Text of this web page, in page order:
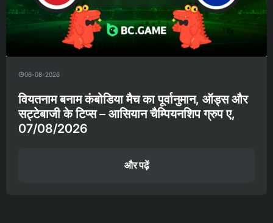
06-08-2026
वियतनाम बनाम कंबोडिया मैच का पूर्वानुमान, ऑड्स और
सट्टेबाजी के टिप्स – आसियान चैम्पियनशिप ग्रुप ए,
07/08/2026
और पढ़ें